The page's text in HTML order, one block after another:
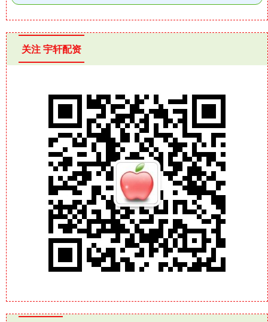
关注 宇轩配资